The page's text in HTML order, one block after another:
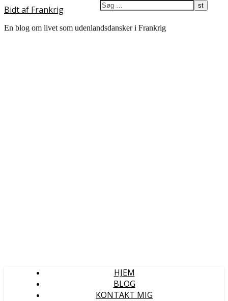
Bidt af Frankrig
En blog om livet som udenlandsdansker i Frankrig
HJEM
BLOG
KONTAKT MIG